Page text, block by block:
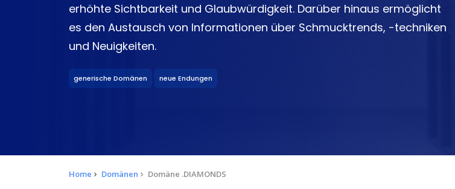
erhöhte Sichtbarkeit und Glaubwürdigkeit. Darüber hinaus ermöglicht
es den Austausch von Informationen über Schmucktrends, -techniken
und Neuigkeiten.
generische Domänen neue Endungen
Home Domänen Domäne .DIAMONDS